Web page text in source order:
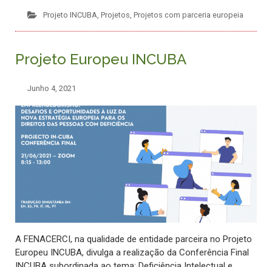
Projeto INCUBA Projetos Projetos com parceria europeia
Projeto Europeu INCUBA
Junho 4, 2021
A FENACERCI, na qualidade de entidade parceira no Projeto
Europeu INCUBA, divulga a realização da Conferência Final